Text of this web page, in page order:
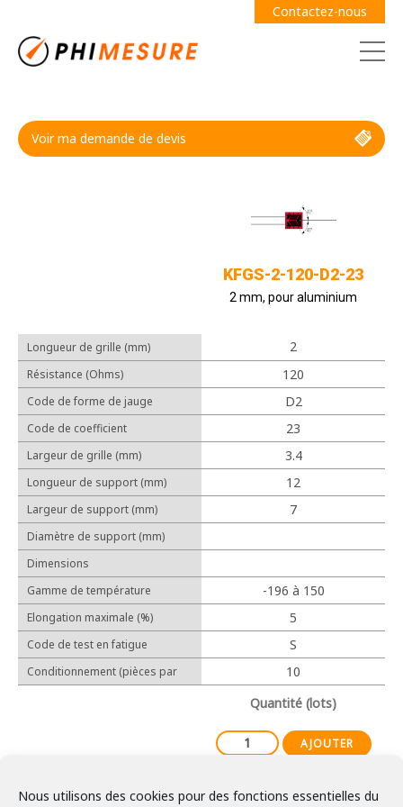
Nous utilisons des cookies pour des fonctions essentielles du
Outillage manuel
Outillage électrique
Réalisations
Contactez-nous
Voir ma demande de devis
Longueur de grille (mm)
Résistance (Ohms)
Code de forme de jauge
Code de coefficient
d'allongement linéaire (10-6/℃)
Largeur de grille (mm)
Longueur de support (mm)
Largeur de support (mm)
Diamètre de support (mm)
Dimensions
Gamme de température
d'utilisation
Elongation maximale (%)
Code de test en fatigue
Conditionnement (pièces par
lot)
KFGS-2-120-D2-23
2 mm, pour aluminium
Quantité (lots)
AJOUTER
2
120
D2
23
3.4
12
7
-196 à 150
5
S
10